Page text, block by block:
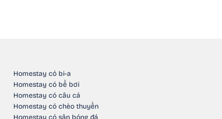
Homestay có bi-a
Homestay có bể bơi
Homestay có câu cá
Homestay có chèo thuyền